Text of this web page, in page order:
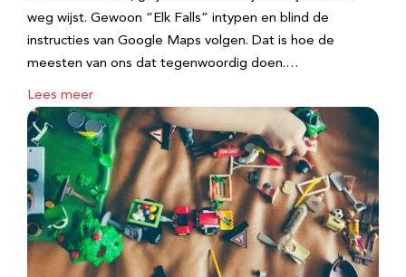
weg wijst. Gewoon “Elk Falls” intypen en blind de
instructies van Google Maps volgen. Dat is hoe de
meesten van ons dat tegenwoordig doen.…
Lees meer